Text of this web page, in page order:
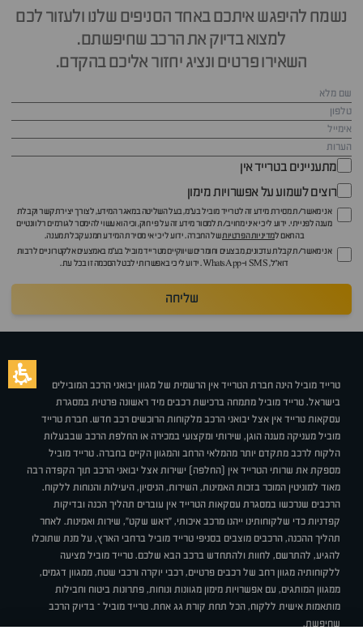
נשמח להיפגש איתכם באחד הסניפים שלנו ולעזור לכם
למצוא בדיוק את הרכב שחיפשתם.
השאירו פרטים ונציג יחזור אליכם בהקדם.
מתעניינים בטרייד אין
רוצים לשמוע על אפשרויות מימון
אני מאשר/ת מסירת מידע זה לטרייד מוביל בע"מ, בעל השליטה במאגר המידע, לצורך יצירת קשר וקבלת
מענה לפנייתי. ידוע לי כי איני מחויב/ת למסור מידע זה על פי חוק, וכי הוא עשוי להימסר לגורמים רלוונטיים
בהתאם למדיניות הפרטיותשל החברה. ידוע לי כי אי מסירת המידע תמנע קבלת מענה.
אני מאשר/ת קבלת עדכונים, מבצעים וחומרים שיווקיים מטרייד מוביל בע"מ באמצעים אלקטרוניים לרבות
דוא״ל, SMS ו-WhatsApp. ידוע לי כי באפשרותי לבטל הסכמה זו בכל עת.
שליחה
טרייד מוביל הינה חברת הטרייד אין הרשמית של מגוון יבואני הרכב המובילים
בישראל. טרייד מוביל מתמחה ברכישת רכבים מיד ראשונה פרטית במסגרת
עסקאות טרייד אין אצל יבואני הרכב מלקוחות הרוכשים רכב חדש. חברת טרייד
מוביל מעניקה מענה הוגן, שירותי ומקצועי במכירה או החלפת הרכב שבבעלות
הלקוח לרכב מתקדם יותר מהמלאי הרחב והמגוון הקיים בחברה. טרייד מוביל
מספקת את שרותי הטרייד אין (החלפה) ישירות אצל יבואני הרכב תוך הקפדה רבה
מאוד למוניטין המוכר בזכות האמינות, השירות, הניסיון, היעילות והנוחות ללקוח.
הרכבים שנרכשו במסגרת עסקאות הטרייד אין עוברים תהליך הכנה ובדיקות
קפדניות כדי שלקוחותינו ייהנו מרכב איכותי, "ראש שקט", שירות ואמינות. לאחר
תהליך ההכנה, הרכבים מוצבים בסניפי טרייד מוביל ברחבי הארץ, על מנת שתוכלו
להגיע, להתרשם, לחוות ולהתחדש ברכב הבא שלכם. טרייד מוביל מציעה
ללקוחותיה מגוון רחב של רכבים פרטיים, רכבי יוקרה ורכבי שטח, ממגוון דגמים,
ממגוון המותגים, עם אפשרויות מימון מגוונות ונוחות, פתרונות ביטוח וחבילות
מותאמות אישית ללקוח, הכל תחת קורת גג אחת. טרייד מוביל – בדיוק הרכב
שחיפשת.